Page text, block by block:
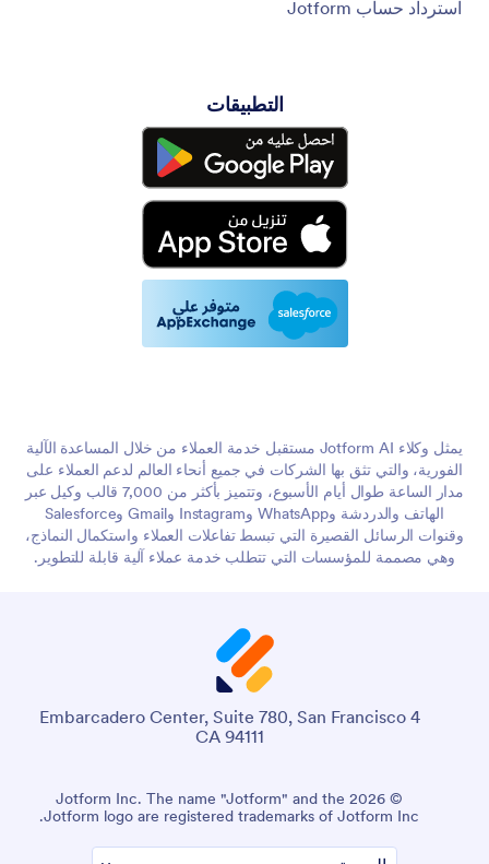
استرداد حساب Jotform
التطبيقات
يمثل وكلاء Jotform AI مستقبل خدمة العملاء من خلال المساعدة الآلية
الفورية، والتي تثق بها الشركات في جميع أنحاء العالم لدعم العملاء على
مدار الساعة طوال أيام الأسبوع، وتتميز بأكثر من 7,000 قالب وكيل عبر
الهاتف والدردشة وWhatsApp وInstagram وGmail وSalesforce
وقنوات الرسائل القصيرة التي تبسط تفاعلات العملاء واستكمال النماذج،
وهي مصممة للمؤسسات التي تتطلب خدمة عملاء آلية قابلة للتطوير.
4 Embarcadero Center, Suite 780, San Francisco
CA 94111
© 2026 Jotform Inc. The name "Jotform" and the
Jotform logo are registered trademarks of Jotform Inc.